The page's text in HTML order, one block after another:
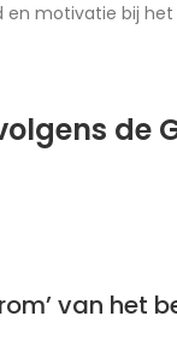
motivatie bij
de
van het